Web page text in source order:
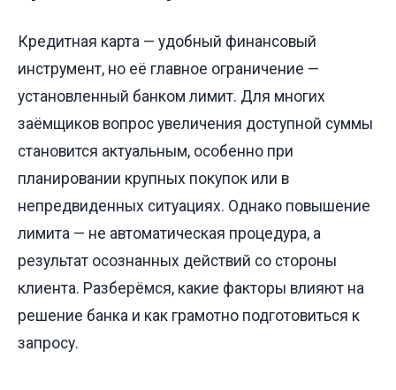
Кредитная карта — удобный финансовый
инструмент, но её главное ограничение —
установленный банком лимит. Для многих
заёмщиков вопрос увеличения доступной суммы
становится актуальным, особенно при
планировании крупных покупок или в
непредвиденных ситуациях. Однако повышение
лимита — не автоматическая процедура, а
результат осознанных действий со стороны
клиента. Разберёмся, какие факторы влияют на
решение банка и как грамотно подготовиться к
запросу.